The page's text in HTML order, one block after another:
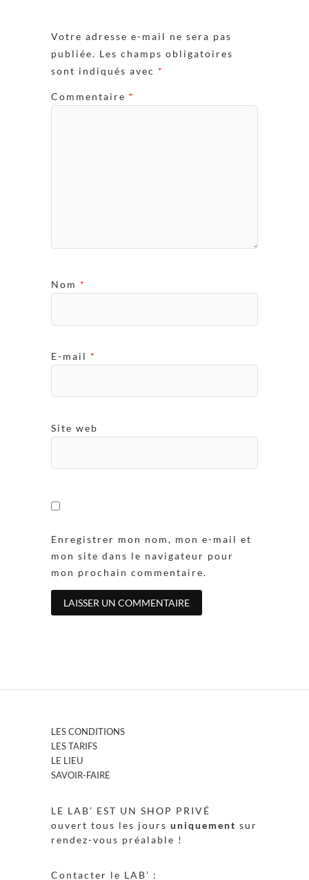
Votre adresse e-mail ne sera pas
publiée. Les champs obligatoires
sont indiqués avec *
Commentaire *
Nom *
E-mail *
Site web
Enregistrer mon nom, mon e-mail et
mon site dans le navigateur pour
mon prochain commentaire.
LES CONDITIONS
LES TARIFS
LE LIEU
SAVOIR-FAIRE
LE LAB’ EST UN SHOP PRIVÉ
ouvert tous les jours uniquement sur
rendez-vous préalable !
Contacter le LAB’ :